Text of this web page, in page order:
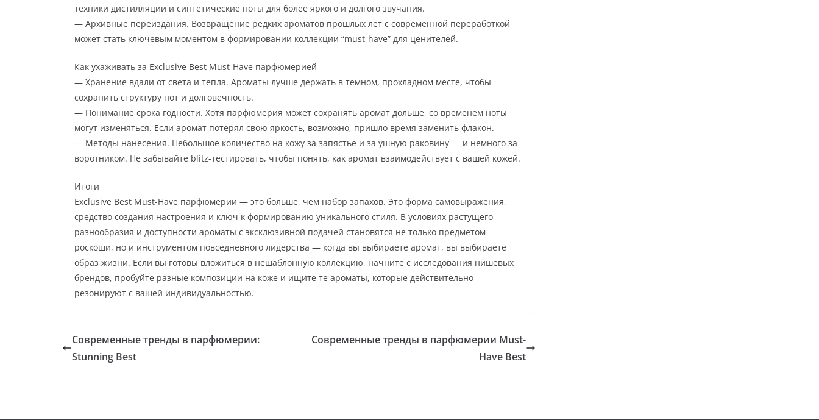
техники дистилляции и синтетические ноты для более яркого и долгого звучания.
— Архивные переиздания. Возвращение редких ароматов прошлых лет с современной переработкой
может стать ключевым моментом в формировании коллекции “must-have” для ценителей.
Как ухаживать за Exclusive Best Must-Have парфюмерией
— Хранение вдали от света и тепла. Ароматы лучше держать в темном, прохладном месте, чтобы
сохранить структуру нот и долговечность.
— Понимание срока годности. Хотя парфюмерия может сохранять аромат дольше, со временем ноты
могут изменяться. Если аромат потерял свою яркость, возможно, пришло время заменить флакон.
— Методы нанесения. Небольшое количество на кожу за запястье и за ушную раковину — и немного за
воротником. Не забывайте blitz-тестировать, чтобы понять, как аромат взаимодействует с вашей кожей.
Итоги
Exclusive Best Must-Have парфюмерии — это больше, чем набор запахов. Это форма самовыражения,
средство создания настроения и ключ к формированию уникального стиля. В условиях растущего
разнообразия и доступности ароматы с эксклюзивной подачей становятся не только предметом
роскоши, но и инструментом повседневного лидерства — когда вы выбираете аромат, вы выбираете
образ жизни. Если вы готовы вложиться в нешаблонную коллекцию, начните с исследования нишевых
брендов, пробуйте разные композиции на коже и ищите те ароматы, которые действительно
резонируют с вашей индивидуальностью.
Современные тренды в парфюмерии:
Stunning Best
Современные тренды в парфюмерии Must-
Have Best